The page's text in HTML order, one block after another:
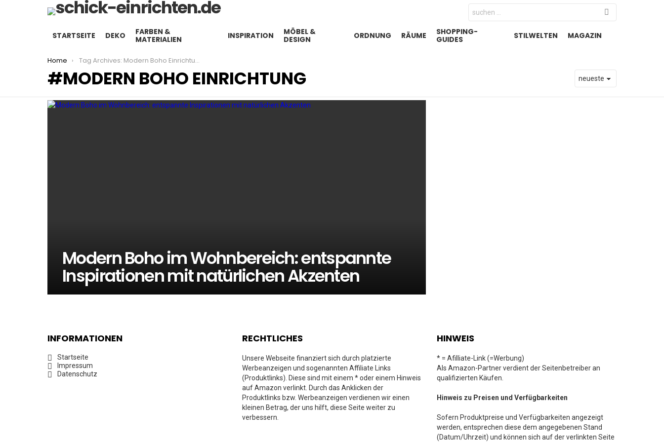
Search
for:
STARTSEITE DEKO
FARBEN &
MATERIALIEN
INSPIRATION
MÖBEL &
DESIGN
ORDNUNG RÄUME
SHOPPING-
GUIDES
STILWELTEN MAGAZIN
You are here:
Home Tag Archives: Modern Boho Einrichtung
MODERN BOHO EINRICHTUNG
LATEST
Modern Boho im Wohnbereich: entspannte
Inspirationen mit natürlichen Akzenten
INFORMATIONEN
Startseite
Impressum
Datenschutz
RECHTLICHES
Unsere Webseite finanziert sich durch platzierte
Werbeanzeigen und sogenannten Affiliate Links
(Produktlinks). Diese sind mit einem * oder einem Hinweis
auf Amazon verlinkt. Durch das Anklicken der
Produktlinks bzw. Werbeanzeigen verdienen wir einen
kleinen Betrag, der uns hilft, diese Seite weiter zu
verbessern.
HINWEIS
* = Afilliate-Link (=Werbung)
Als Amazon-Partner verdient der Seitenbetreiber an
qualifizierten Käufen.
Hinweis zu Preisen und Verfügbarkeiten
Sofern Produktpreise und Verfügbarkeiten angezeigt
werden, entsprechen diese dem angegebenen Stand
(Datum/Uhrzeit) und können sich auf der verlinkten Seite